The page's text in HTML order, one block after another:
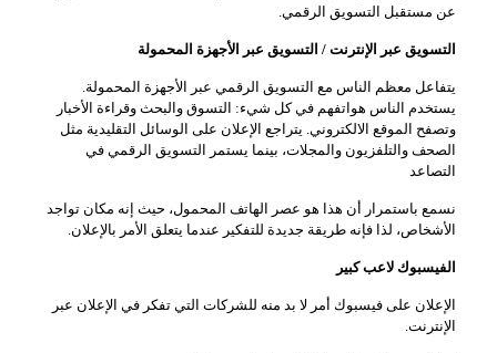
عن مستقبل التسويق الرقمي.
التسويق عبر الإنترنت / التسويق عبر الأجهزة المحمولة
يتفاعل معظم الناس مع التسويق الرقمي عبر الأجهزة المحمولة.
يستخدم الناس هواتفهم في كل شيء: التسوق والبحث وقراءة الأخبار
وتصفح الموقع الالكتروني. يتراجع الإعلان على الوسائل التقليدية مثل
الصحف والتلفزيون والمجلات، بينما يستمر التسويق الرقمي في
التصاعد
نسمع باستمرار أن هذا هو عصر الهاتف المحمول، حيث إنه مكان تواجد
الأشخاص، لذا فإنه طريقة جديدة للتفكير عندما يتعلق الأمر بالإعلان.
الفيسبوك لاعب كبير
الإعلان على فيسبوك أمر لا بد منه للشركات التي تفكر في الإعلان عبر
الإنترنت.